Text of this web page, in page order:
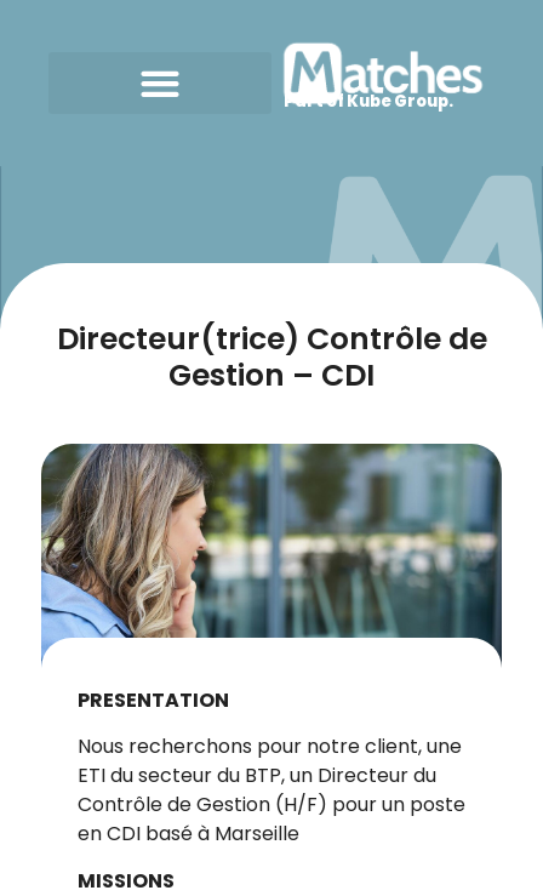
Part of Kube Group.
Directeur(trice) Contrôle de
Gestion – CDI
PRESENTATION
Nous recherchons pour notre client, une
ETI du secteur du BTP, un Directeur du
Contrôle de Gestion (H/F) pour un poste
en CDI basé à Marseille
MISSIONS